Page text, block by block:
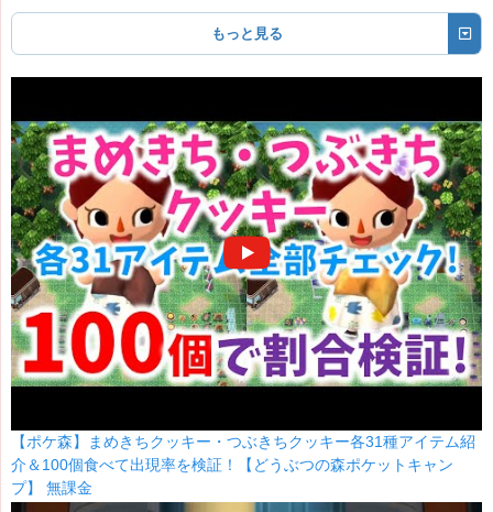
もっと見る
【ポケ森】まめきちクッキー・つぶきちクッキー各31種アイテム紹
介＆100個食べて出現率を検証！【どうぶつの森ポケットキャン
プ】 無課金